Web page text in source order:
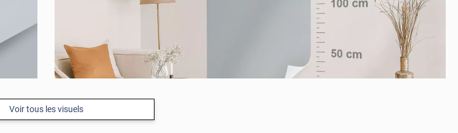
Voir tous les visuels